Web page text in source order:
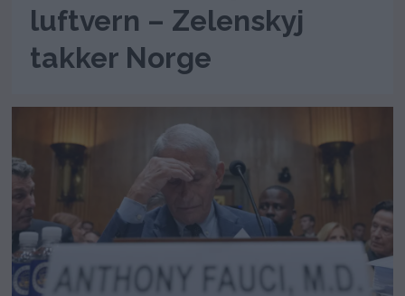
luftvern – Zelenskyj
takker Norge